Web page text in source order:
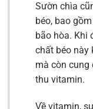
Sườn chìa
béo, bao
bão hòa. Khi
chất béo này
mà còn cung
thu vitamin.
Về vitamin,